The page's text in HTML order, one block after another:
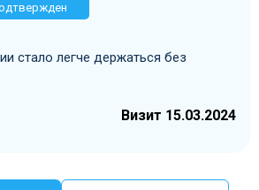
стало легче держаться без
Визит 15.03.2024